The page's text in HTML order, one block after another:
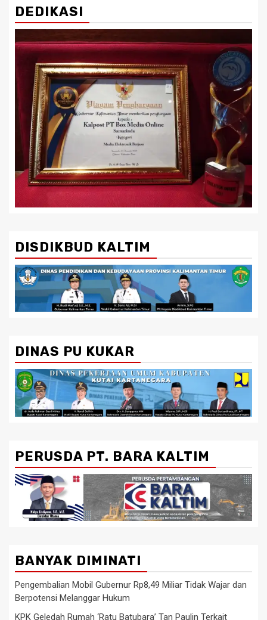
DEDIKASI
DISDIKBUD KALTIM
DINAS PU KUKAR
PERUSDA PT. BARA KALTIM
BANYAK DIMINATI
Pengembalian Mobil Gubernur Rp8,49 Miliar Tidak Wajar dan
Berpotensi Melanggar Hukum
KPK Geledah Rumah ‘Ratu Batubara’ Tan Paulin Terkait